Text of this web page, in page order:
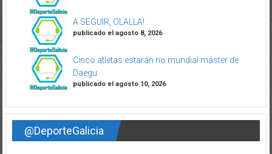
A SEGUIR, OLALLA!
publicado el agosto 8, 2026
Cinco atletas estarán no mundial máster de
Daegu
publicado el agosto 10, 2026
@DeporteGalicia